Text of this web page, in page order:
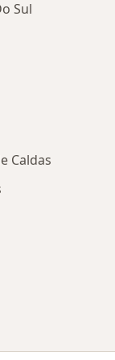
Sul
Caldas